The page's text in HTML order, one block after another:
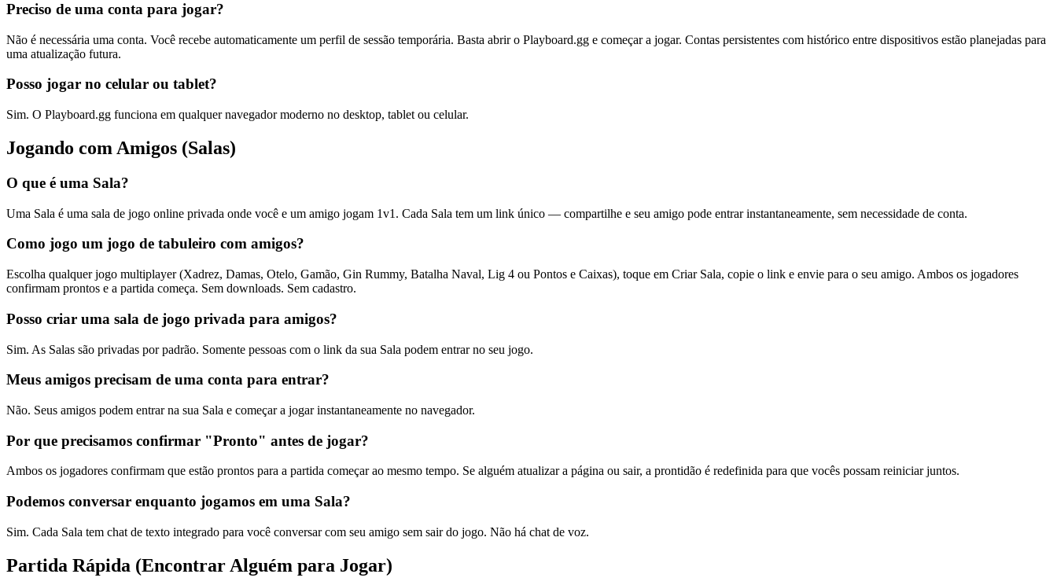
Preciso de uma conta para jogar?
Não é necessária uma conta. Você recebe automaticamente um perfil de sessão temporária. Basta abrir o Playboard.gg e começar a jogar. Contas persistentes com histórico entre dispositivos estão planejadas para
uma atualização futura.
Posso jogar no celular ou tablet?
Sim. O Playboard.gg funciona em qualquer navegador moderno no desktop, tablet ou celular.
Jogando com Amigos (Salas)
O que é uma Sala?
Uma Sala é uma sala de jogo online privada onde você e um amigo jogam 1v1. Cada Sala tem um link único — compartilhe e seu amigo pode entrar instantaneamente, sem necessidade de conta.
Como jogo um jogo de tabuleiro com amigos?
Escolha qualquer jogo multiplayer (Xadrez, Damas, Otelo, Gamão, Gin Rummy, Batalha Naval, Lig 4 ou Pontos e Caixas), toque em Criar Sala, copie o link e envie para o seu amigo. Ambos os jogadores
confirmam prontos e a partida começa. Sem downloads. Sem cadastro.
Posso criar uma sala de jogo privada para amigos?
Sim. As Salas são privadas por padrão. Somente pessoas com o link da sua Sala podem entrar no seu jogo.
Meus amigos precisam de uma conta para entrar?
Não. Seus amigos podem entrar na sua Sala e começar a jogar instantaneamente no navegador.
Por que precisamos confirmar "Pronto" antes de jogar?
Ambos os jogadores confirmam que estão prontos para a partida começar ao mesmo tempo. Se alguém atualizar a página ou sair, a prontidão é redefinida para que vocês possam reiniciar juntos.
Podemos conversar enquanto jogamos em uma Sala?
Sim. Cada Sala tem chat de texto integrado para você conversar com seu amigo sem sair do jogo. Não há chat de voz.
Partida Rápida (Encontrar Alguém para Jogar)